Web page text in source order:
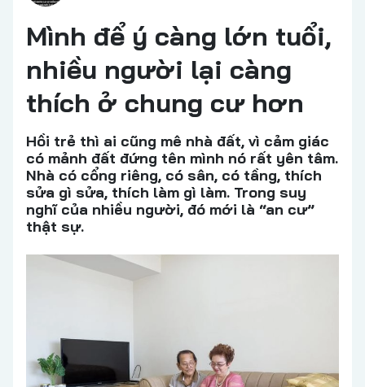
Mình để ý càng lớn tuổi,
nhiều người lại càng
thích ở chung cư hơn
Hồi trẻ thì ai cũng mê nhà đất, vì cảm giác
có mảnh đất đứng tên mình nó rất yên tâm.
Nhà có cổng riêng, có sân, có tầng, thích
sửa gì sửa, thích làm gì làm. Trong suy
nghĩ của nhiều người, đó mới là “an cư”
thật sự.